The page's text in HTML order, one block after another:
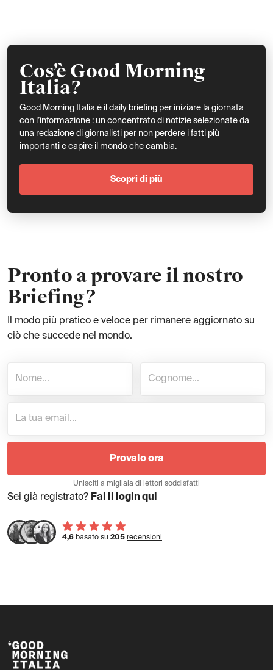
Cos’è Good Morning
Italia?
Good Morning Italia è il daily briefing per iniziare la giornata
con l’informazione : un concentrato di notizie selezionate da
una redazione di giornalisti per non perdere i fatti più
importanti e capire il mondo che cambia.
Scopri di più
Pronto a provare il nostro
Briefing?
Il modo più pratico e veloce per rimanere aggiornato su
ciò che succede nel mondo.
Provalo ora
Unisciti a migliaia di lettori soddisfatti
Sei già registrato? Fai il login qui
4,6 basato su 205 recensioni